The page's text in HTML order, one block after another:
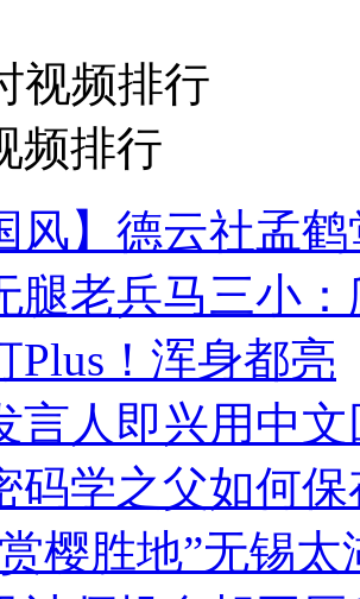
视频排行
频排行
风】德云社孟
腿老兵马三小
Plus！浑身都亮
言人即兴用中
码学之父如何
樱胜地”无锡